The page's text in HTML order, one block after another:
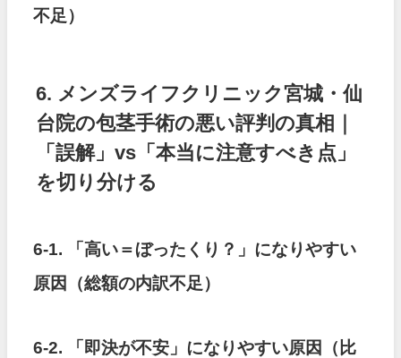
不足）
6. メンズライフクリニック宮城・仙
台院の包茎手術の悪い評判の真相｜
「誤解」vs「本当に注意すべき点」
を切り分ける
6-1. 「高い＝ぼったくり？」になりやすい
原因（総額の内訳不足）
6-2. 「即決が不安」になりやすい原因（比